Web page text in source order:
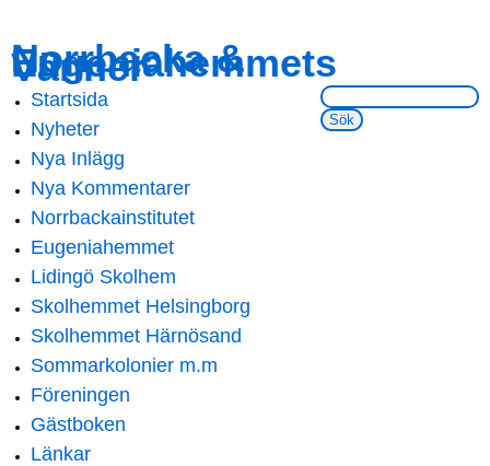
main
content
navigation
Norrbacka &
Eugeniahemmets
Vänner
Sök på webbsidan:
Main menu
Startsida
Nyheter
Nya Inlägg
Nya Kommentarer
Norrbackainstitutet
Eugeniahemmet
Lidingö Skolhem
Skolhemmet Helsingborg
Skolhemmet Härnösand
Sommarkolonier m.m
Föreningen
Gästboken
Länkar